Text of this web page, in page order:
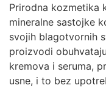
Prirodna kozmetika
mineralne sastojke
svojih blagotvornih
proizvodi
kremova i seruma,
usne, i to bez